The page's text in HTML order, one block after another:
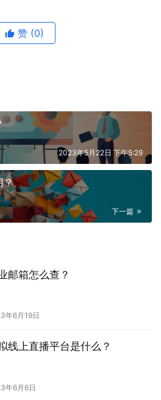
赞 (0)
2023年5月22日 下午5:29
？
下一篇
邮箱怎么查？
年6月19日
线上直播平台是什么？
年6月6日